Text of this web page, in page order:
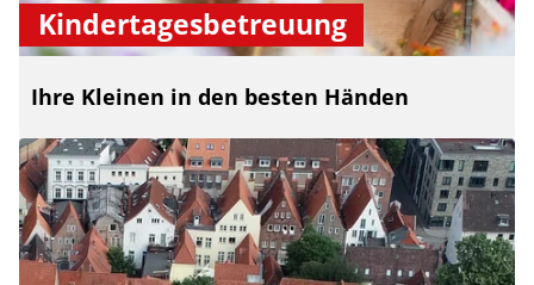
Kindertagesbetreuung
Ihre Kleinen in den besten Händen